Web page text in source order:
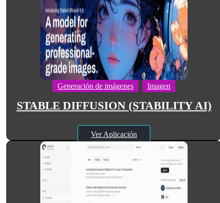
Generación de imágenes Imagen
STABLE DIFFUSION (STABILITY AI)
Ver Aplicación